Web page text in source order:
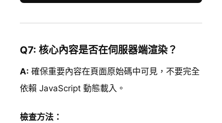
Q7: 核心內容是否在伺服器端渲染？
A: 確保重要內容在頁面原始碼中可見，不要完全
依賴 JavaScript 動態載入。
檢查方法：